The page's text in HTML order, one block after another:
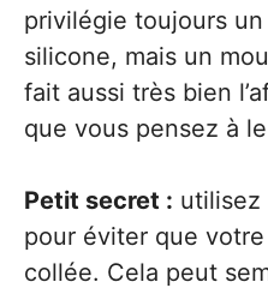
privilégie toujours
silicone, mais un
fait aussi très bien
que vous pensez à
Petit secret : utilisez
pour éviter que
collée. Cela peut